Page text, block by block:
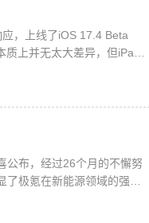
，上线了iOS 17.4 Beta
质上并无太大差异，但iPad
公布，经过26个月的不懈努
了极氪在新能源领域的强劲